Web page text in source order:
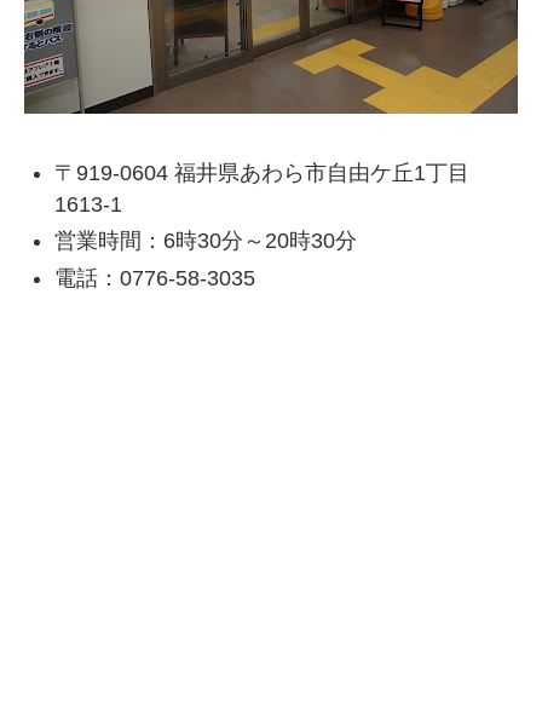
〒919-0604 福井県あわら市自由ケ丘1丁目
1613-1
営業時間：6時30分～20時30分
電話：0776-58-3035